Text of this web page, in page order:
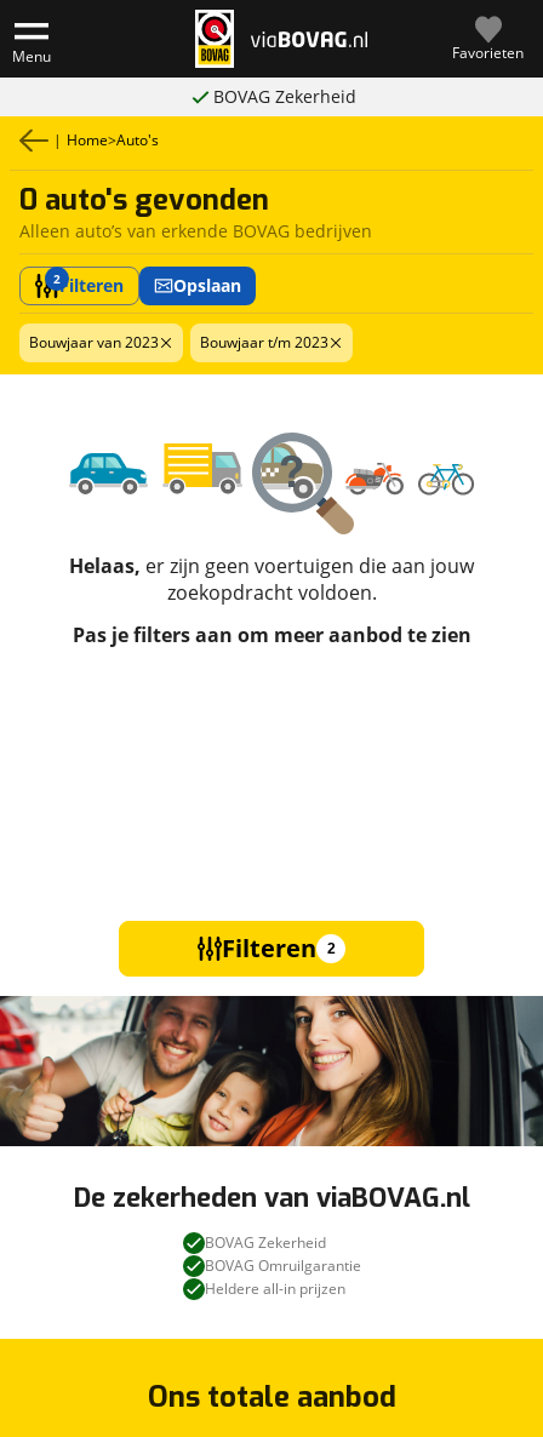
Menu Favorieten
BOVAG Zekerheid
| Home>Auto's
0 auto's gevonden
Alleen auto’s van erkende BOVAG bedrijven
2Filteren Opslaan
Bouwjaar van 2023 Bouwjaar t/m 2023
Helaas, er zijn geen voertuigen die aan jouw
zoekopdracht voldoen.
Pas je filters aan om meer aanbod te zien
Filteren 2
De zekerheden van viaBOVAG.nl
BOVAG Zekerheid
BOVAG Omruilgarantie
Heldere all-in prijzen
Ons totale aanbod